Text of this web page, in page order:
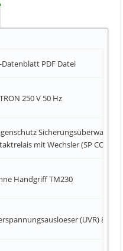
Datenblatt PDF Datei
250 V 50 Hz
mit Wechsler (SP CO)
Handgriff TM230
(UVR) 8 3